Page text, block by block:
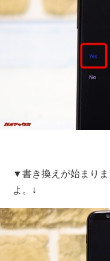
▼書き換えが始まり
よ。↓